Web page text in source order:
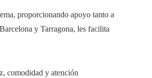
proporcionando apoyo tanto a
y Tarragona, les facilita
comodidad y atención